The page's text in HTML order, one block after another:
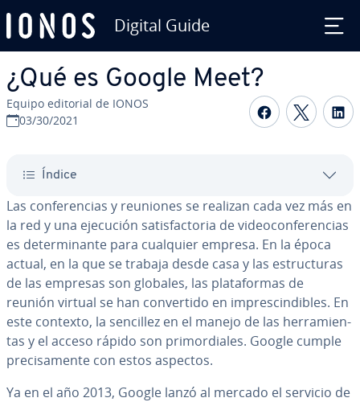
Digital Guide
¿Qué es Google Meet?
Equipo editorial de IONOS
03/30/2021
Compartir
Índice
Las co­n­fe­re­n­cias y reuniones se realizan cada vez más en
la red y una ejecución sa­ti­s­fa­c­to­ria de vi­deo­co­n­fe­re­n­cias
es de­te­r­mi­na­n­te para cualquier empresa. En la época
actual, en la que se trabaja desde casa y las es­tru­c­tu­ras
de las empresas son globales, las pla­ta­fo­r­mas de
reunión virtual se han co­n­ve­r­ti­do en im­pre­s­ci­n­di­bles. En
este contexto, la sencillez en el manejo de las he­rra­mie­n­
tas y el acceso rápido son pri­mo­r­dia­les. Google cumple
pre­ci­sa­me­n­te con estos aspectos.
Ya en el año 2013, Google lanzó al mercado el servicio de